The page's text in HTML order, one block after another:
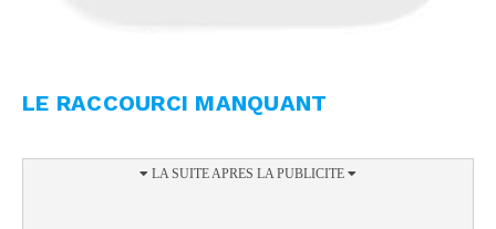
LE RACCOURCI MANQUANT